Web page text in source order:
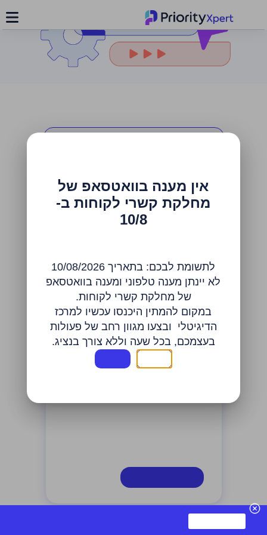
אין מענה בוואטסאפ של
מחלקת קשרי לקוחות ב-
10/8
לתשומת לבכם: בתאריך 10/08/2026
לא יינתן מענה טלפוני ומענה בוואטסאפ
של מחלקת קשרי לקוחות.
במקום להמתין היכנסו עכשיו למרכז
הדיגיטלי ובצעו מגוון רחב של פעולות
בעצמכם, בכל שעה וללא צורך בנציג.